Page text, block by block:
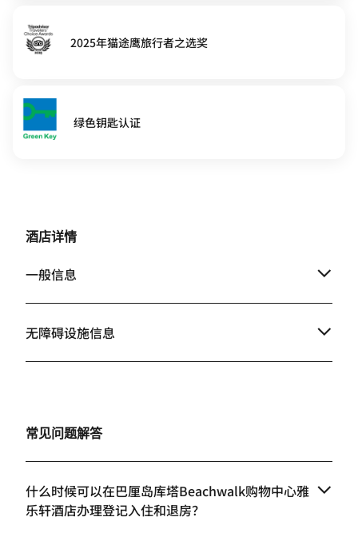
2025年猫途鹰旅行者之选奖
绿色钥匙认证
酒店详情
一般信息
无障碍设施信息
常见问题解答
什么时候可以在巴厘岛库塔Beachwalk购物中心雅
乐轩酒店办理登记入住和退房？